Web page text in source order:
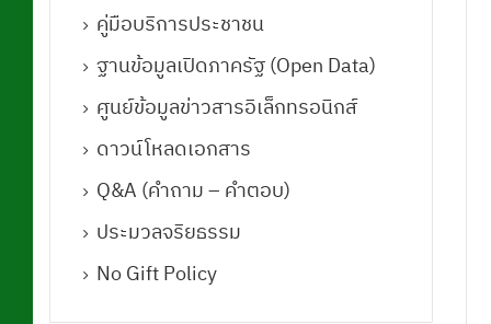
คู่มือบริการประชาชน
ฐานข้อมูลเปิดภาครัฐ (Open Data)
ศูนย์ข้อมูลข่าวสารอิเล็กทรอนิกส์
ดาวน์โหลดเอกสาร
Q&A (คําถาม – คําตอบ)
ประมวลจริยธรรม
No Gift Policy